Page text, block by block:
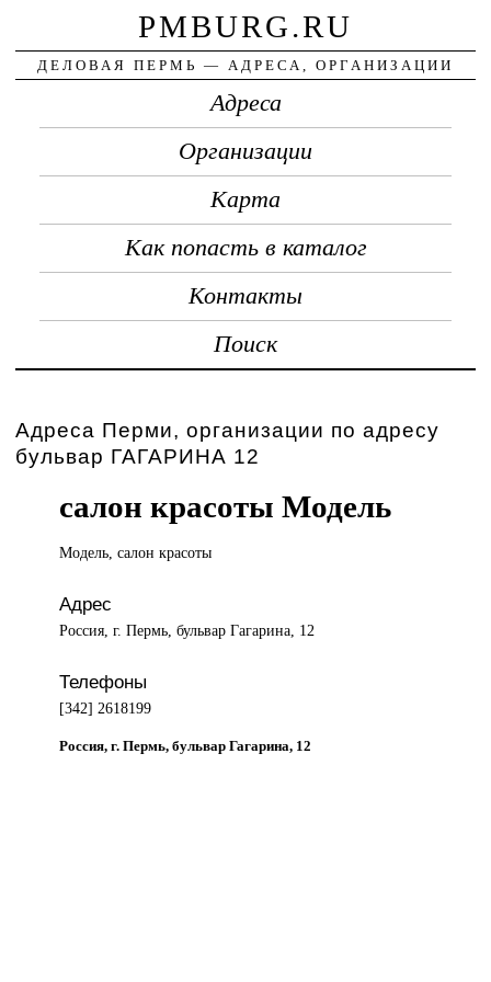
PMBURG.RU
ДЕЛОВАЯ ПЕРМЬ — АДРЕСА, ОРГАНИЗАЦИИ
Адреса
Организации
Карта
Как попасть в каталог
Контакты
Поиск
Адреса Перми, организации по адресу
бульвар ГАГАРИНА 12
салон красоты Модель
Модель, салонкрасоты
Адрес
Россия, г. Пермь, бульвар Гагарина, 12
Телефоны
[342] 2618199
Россия, г. Пермь, бульвар Гагарина, 12